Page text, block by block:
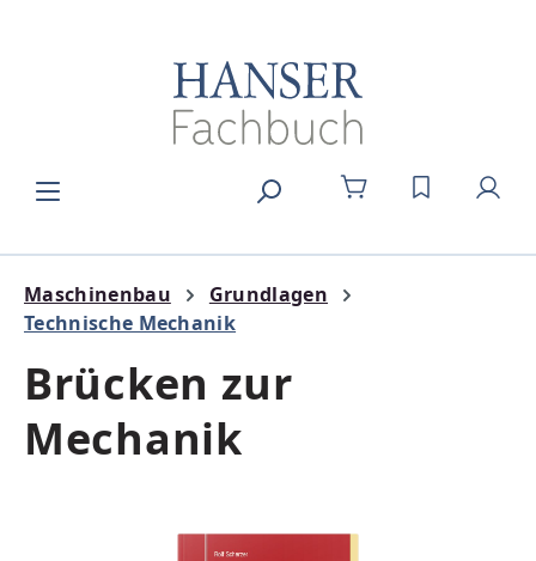
DU HAST 0
Maschinenbau
Grundlagen
Technische Mechanik
Brücken zur
Mechanik
Bildergalerie überspringen